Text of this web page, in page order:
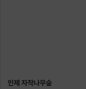
인제 자작나무숲